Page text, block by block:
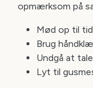
opmærksom på
Mød op til
Brug
Undgå at
Lyt til